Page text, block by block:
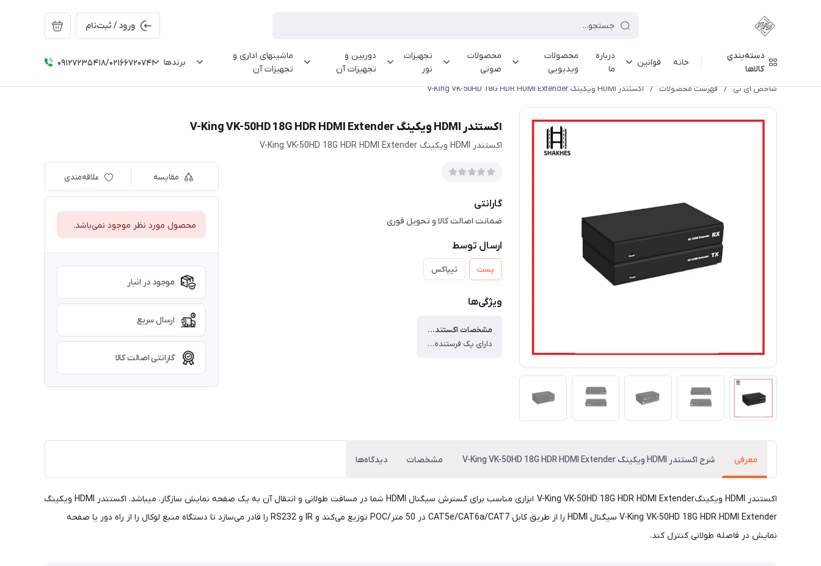
ورود / ثبت‌نام
دسته‌بندی
کالاها
خانه قوانین
درباره
ما
محصولات
ویدیویی
محصولات
صوتی
تجهیزات
نور
دوربین و
تجهیزات آن
ماشینهای اداری و
تجهیزات آن
برندها 09127235418/02166720741
شاخص آی تی / فهرست محصولات / اکستندر HDMI ویکینگ V-King VK-50HD 18G HDR HDMI Extender
اکستندر HDMI ویکینگ V-King VK-50HD 18G HDR HDMI Extender
اکستندر HDMI ویکینگ V-King VK-50HD 18G HDR HDMI Extender
گارانتی
ضمانت اصالت کالا و تحویل فوری
ارسال توسط
پست تیپاکس
ویژگی‌ها
مشخصات اکستندر HDMI ویکینگ V-King VK-50HD 18G HDR HDMI Extender
دارای یک فرستنده و یک گیرنده ، پشتیبانی از عملکرد دو جهته POC (Power Over Cable) 12V@2A ، پیروی از پایان کابل UTP از استاندارد IEEE-568B ، پشتیبانی از کابل UTP LAN (CAT-6) ، فاصله انتقال تا 50 متر ، پهنای باند تا 18 گیگابیت در ثانیه
مقایسه علاقه‌مندی
محصول مورد نظر موجود نمی‌باشد.
موجود در انبار
ارسال سریع
گارانتی اصالت کالا
معرفی شرح اکستندر HDMI ویکینگ V-King VK-50HD 18G HDR HDMI Extender مشخصات دیدگاه‌ها
اکستندر HDMI ویکینگV-King VK-50HD 18G HDR HDMI Extender ابزاری مناسب برای گسترش سیگنال HDMI شما در مسافت طولانی و انتقال آن به یک صفحه نمایش سازگار، میباشد. اکستندر HDMI ویکینگ
V-King VK-50HD 18G HDR HDMI Extender سیگنال HDMI را از طریق کابل CAT5e/CAT6a/CAT7 در 50 متر/POC توزیع می‌کند و IR و RS232 را قادر می‌سازد تا دستگاه منبع لوکال را از راه دور یا صفحه
نمایش در فاصله طولانی کنترل کند.